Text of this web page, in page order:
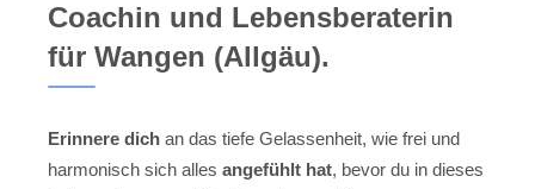
Coachin und Lebensberaterin
für Wangen (Allgäu).
Erinnere dich an das tiefe Gelassenheit, wie frei und
harmonisch sich alles angefühlt hat, bevor du in dieses